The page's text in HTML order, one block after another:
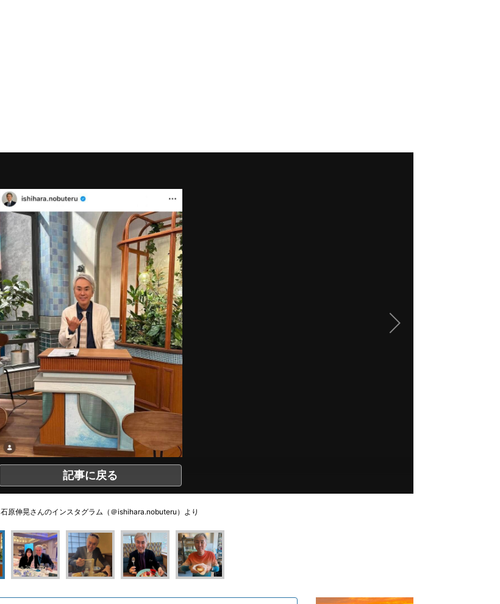
記事に戻る
石原伸晃さんのインスタグラム（＠ishihara.nobuteru）より